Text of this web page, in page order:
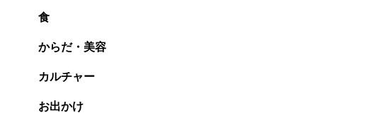
食
からだ・美容
カルチャー
お出かけ